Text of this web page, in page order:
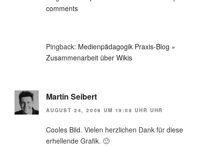
comments
Pingback: Medienpädagogik Praxis-Blog »
Zusammenarbeit über Wikis
Martin Seibert
AUGUST 24, 2009 UM 19:08 UHR UHR
Cooles Bild. Vielen herzlichen Dank für diese
erhellende Grafik. 🙂